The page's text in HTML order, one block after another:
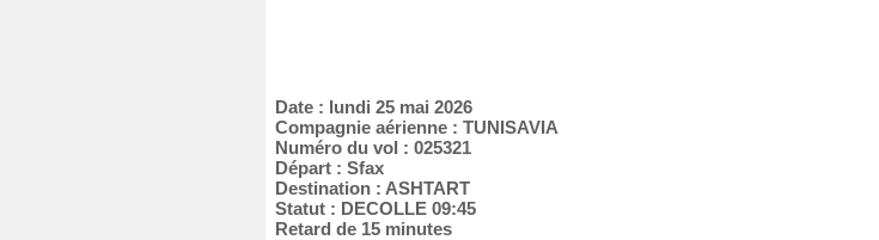
Date : lundi 25 mai 2026
Compagnie aérienne : TUNISAVIA
Numéro du vol : 025321
Départ : Sfax
Destination : ASHTART
Statut : DECOLLE 09:45
Retard de 15 minutes